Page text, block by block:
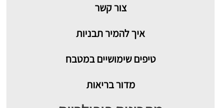
צור קשר
איך להמיר תבניות
טיפים שימושיים במטבח
מדור בריאות